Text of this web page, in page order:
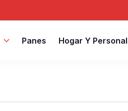
Panes Hogar Y Personal